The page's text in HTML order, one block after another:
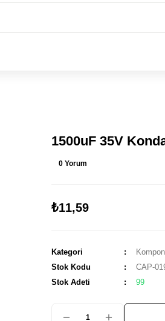
- TASARLA - ÇALIŞTIR
1500uF 35V
0 Yorum
₺11,59
Kategori
Stok Kodu
CAP-
Stok Adeti
99